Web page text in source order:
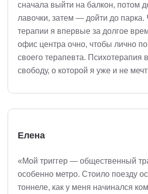
сначала выйти на балкон, потом
лавочки, затем — дойти до парка.
терапии я впервые за долгое
офис центра очно, чтобы лично
своего терапевта. Психотерапия
свободу, о которой я уже и не
Елена
«Мой триггер — общественный
особенно метро. Стоило поезду
тоннеле, как у меня начинался